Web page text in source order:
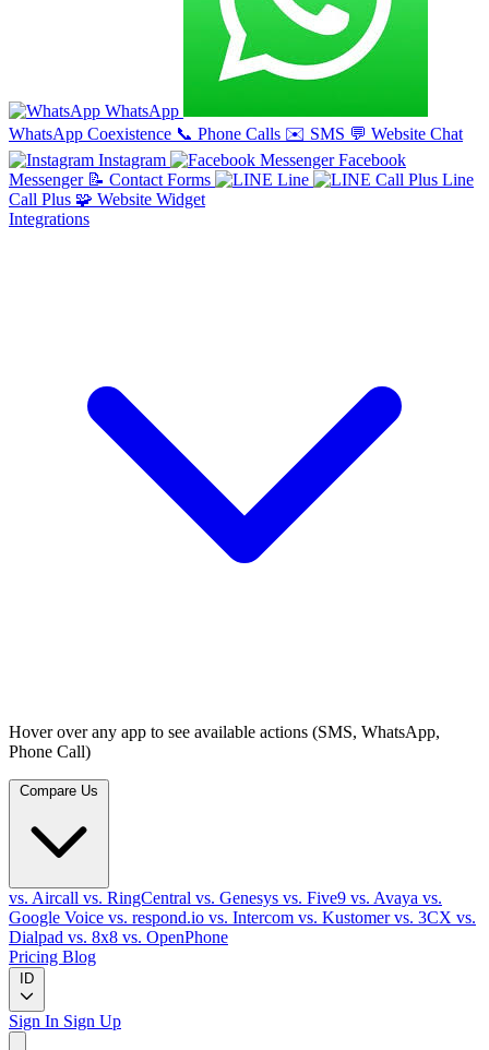
WhatsApp
WhatsApp Coexistence 📞 Phone Calls ✉️ SMS 💬 Website Chat
Instagram
Facebook
Messenger 📝 Contact Forms Line
Line
Call Plus 🧩 Website Widget
Integrations
Hover over any app to see available actions (SMS, WhatsApp,
Phone Call)
vs. Aircall vs. RingCentral vs. Genesys vs. Five9 vs. Avaya vs.
Google Voice vs. respond.io vs. Intercom vs. Kustomervs. 3CX vs.
Dialpad vs. 8x8 vs. OpenPhone
Pricing Blog
ID
Sign In Sign Up